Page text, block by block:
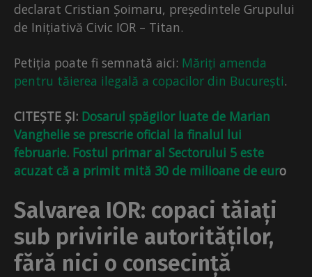
declarat Cristian Șoimaru, președintele Grupului
de Inițiativă Civic IOR – Titan.
Petiția poate fi semnată aici: Măriți amenda
pentru tăierea ilegală a copacilor din București.
CITEȘTE ȘI: Dosarul șpăgilor luate de Marian
Vanghelie se prescrie oficial la finalul lui
februarie. Fostul primar al Sectorului 5 este
acuzat că a primit mită 30 de milioane de euro
Salvarea IOR: copaci tăiați
sub privirile autorităților,
fără nici o consecință